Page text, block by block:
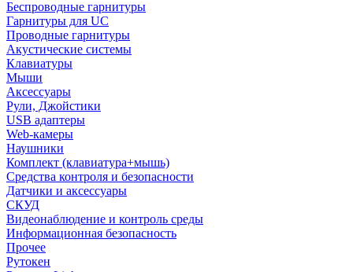
Беспроводные гарнитуры
Гарнитуры для UC
Проводные гарнитуры
Акустические системы
Клавиатуры
Мыши
Аксессуары
Рули, Джойстики
USB адаптеры
Web-камеры
Наушники
Комплект (клавиатура+мышь)
Средства контроля и безопасности
Датчики и аксессуары
СКУД
Видеонаблюдение и контроль среды
Информационная безопасность
Прочее
Рутокен